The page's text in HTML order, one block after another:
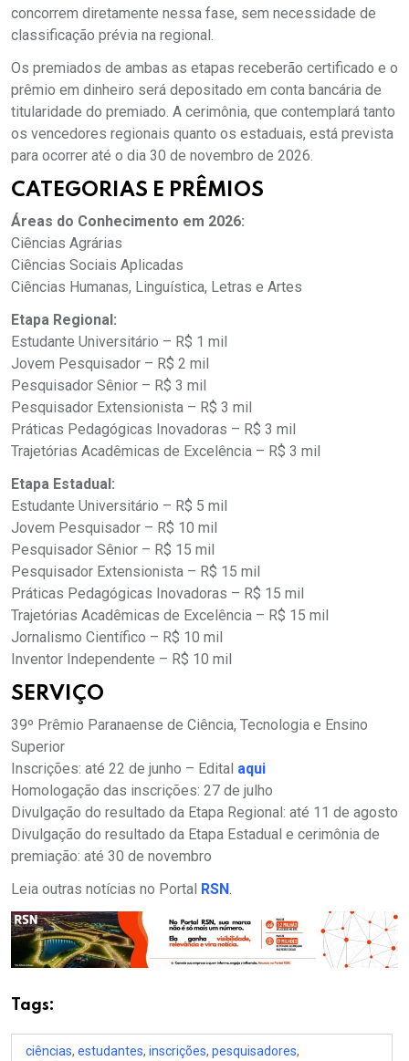
concorrem diretamente nessa fase, sem necessidade de
classificação prévia na regional.
Os premiados de ambas as etapas receberão certificado e o
prêmio em dinheiro será depositado em conta bancária de
titularidade do premiado. A cerimônia, que contemplará tanto
os vencedores regionais quanto os estaduais, está prevista
para ocorrer até o dia 30 de novembro de 2026.
CATEGORIAS E PRÊMIOS
Áreas do Conhecimento em 2026:
Ciências Agrárias
Ciências Sociais Aplicadas
Ciências Humanas, Linguística, Letras e Artes
Etapa Regional:
Estudante Universitário – R$ 1 mil
Jovem Pesquisador – R$ 2 mil
Pesquisador Sênior – R$ 3 mil
Pesquisador Extensionista – R$ 3 mil
Práticas Pedagógicas Inovadoras – R$ 3 mil
Trajetórias Acadêmicas de Excelência – R$ 3 mil
Etapa Estadual:
Estudante Universitário – R$ 5 mil
Jovem Pesquisador – R$ 10 mil
Pesquisador Sênior – R$ 15 mil
Pesquisador Extensionista – R$ 15 mil
Práticas Pedagógicas Inovadoras – R$ 15 mil
Trajetórias Acadêmicas de Excelência – R$ 15 mil
Jornalismo Científico – R$ 10 mil
Inventor Independente – R$ 10 mil
SERVIÇO
39º Prêmio Paranaense de Ciência, Tecnologia e Ensino
Superior
Inscrições: até 22 de junho – Edital aqui
Homologação das inscrições: 27 de julho
Divulgação do resultado da Etapa Regional: até 11 de agosto
Divulgação do resultado da Etapa Estadual e cerimônia de
premiação: até 30 de novembro
Leia outras notícias no Portal RSN
Tags:
ciências, estudantes, inscrições, pesquisadores,